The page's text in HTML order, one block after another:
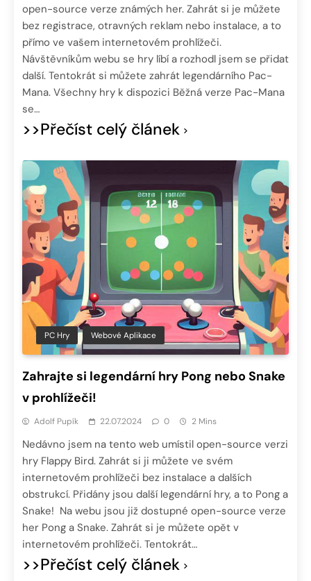
open-source verze známých her. Zahrát si je můžete
bez registrace, otravných reklam nebo instalace, a to
přímo ve vašem internetovém prohlížeči.
Návštěvníkům webu se hry líbí a rozhodl jsem se přidat
další. Tentokrát si můžete zahrát legendárního Pac-
Mana. Všechny hry k dispozici Běžná verze Pac-Mana
se…
>>Přečíst celý článek
PC Hry Webové Aplikace
Zahrajte si legendární hry Pong nebo Snake
v prohlížeči!
Adolf Pupík 22.07.2024 0 2 Mins
Nedávno jsem na tento web umístil open-source verzi
hry Flappy Bird. Zahrát si ji můžete ve svém
internetovém prohlížeči bez instalace a dalších
obstrukcí. Přidány jsou další legendární hry, a to Pong a
Snake! Na webu jsou již dostupné open-source verze
her Pong a Snake. Zahrát si je můžete opět v
internetovém prohlížeči. Tentokrát…
>>Přečíst celý článek